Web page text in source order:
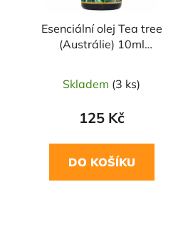
Esenciální olej Tea tree
(Austrálie) 10ml
Skladem (3 ks)
125 Kč
DO KOŠÍKU